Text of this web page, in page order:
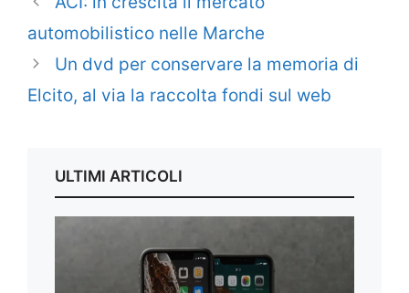
automobilistico nelle Marche
Un dvd per conservare la memoria di
Elcito, al via la raccolta fondi sul web
ULTIMI ARTICOLI